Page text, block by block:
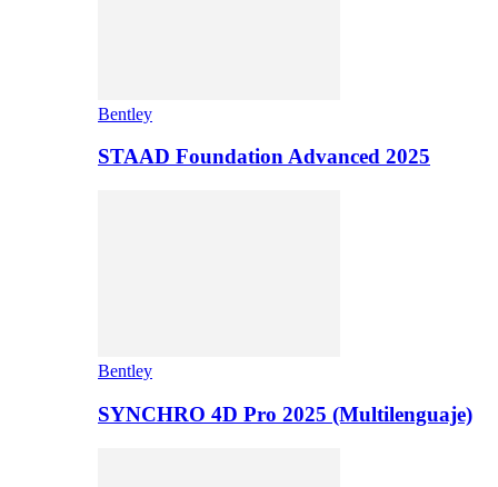
Bentley
STAAD Foundation Advanced 2025
Bentley
SYNCHRO 4D Pro 2025 (Multilenguaje)